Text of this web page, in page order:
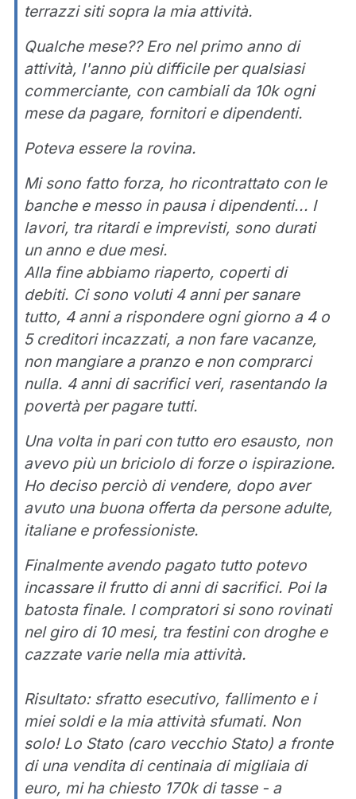
terrazzi siti sopra la mia attività.
Qualche mese?? Ero nel primo anno di
attività, l'anno più difficile per qualsiasi
commerciante, con cambiali da 10k ogni
mese da pagare, fornitori e dipendenti.
Poteva essere la rovina.
Mi sono fatto forza, ho ricontrattato con le
banche e messo in pausa i dipendenti... I
lavori, tra ritardi e imprevisti, sono durati
un anno e due mesi.
Alla fine abbiamo riaperto, coperti di
debiti. Ci sono voluti 4 anni per sanare
tutto, 4 anni a rispondere ogni giorno a 4 o
5 creditori incazzati, a non fare vacanze,
non mangiare a pranzo e non comprarci
nulla. 4 anni di sacrifici veri, rasentando la
povertà per pagare tutti.
Una volta in pari con tutto ero esausto, non
avevo più un briciolo di forze o ispirazione.
Ho deciso perciò di vendere, dopo aver
avuto una buona offerta da persone adulte,
italiane e professioniste.
Finalmente avendo pagato tutto potevo
incassare il frutto di anni di sacrifici. Poi la
batosta finale. I compratori si sono rovinati
nel giro di 10 mesi, tra festini con droghe e
cazzate varie nella mia attività.
Risultato: sfratto esecutivo, fallimento e i
miei soldi e la mia attività sfumati. Non
solo! Lo Stato (caro vecchio Stato) a fronte
di una vendita di centinaia di migliaia di
euro, mi ha chiesto 170k di tasse - a